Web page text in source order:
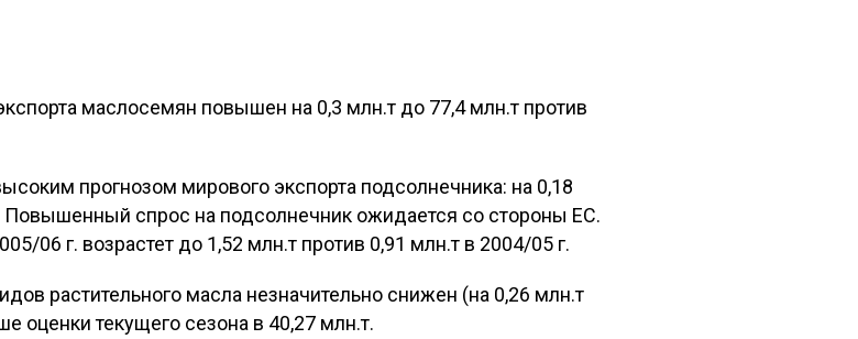
маслосемян повышен на 0,3 млн.т до 77,4 млн.т против
прогнозом мирового экспорта подсолнечника: на 0,18
Повышенный спрос на подсолнечник ожидается со стороны ЕС.
06 г. возрастет до 1,52 млн.т против 0,91 млн.т в 2004/05 г.
растительного масла незначительно снижен (на 0,26 млн.т
оценки текущего сезона в 40,27 млн.т.